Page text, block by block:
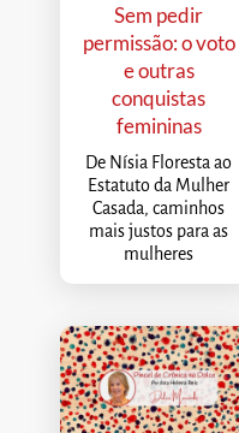
Sem pedir
permissão: o voto
e outras
conquistas
femininas
De Nísia Floresta ao
Estatuto da Mulher
Casada, caminhos
mais justos para as
mulheres